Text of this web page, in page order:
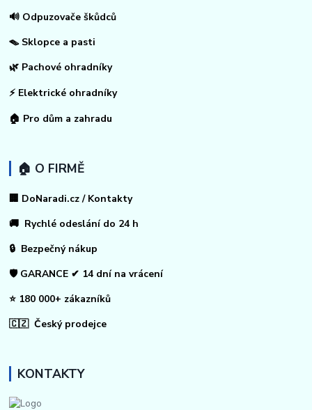
🔊 Odpuzovače škůdců
🪤 Sklopce a pasti
🌿 Pachové ohradníky
⚡ Elektrické ohradníky
🏠 Pro dům a zahradu
🏠 O FIRMĚ
🏢 DoNaradi.cz / Kontakty
🚚 Rychlé odeslání do 24 h
🔒 Bezpečný nákup
🛡️ GARANCE ✔ 14 dní na vrácení
⭐ 180 000+ zákazníků
🇨🇿 Český prodejce
KONTAKTY